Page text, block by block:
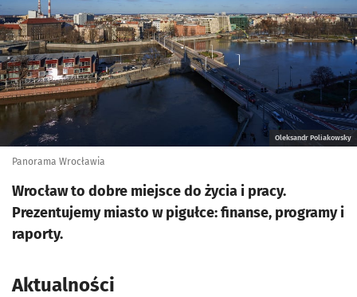
Oleksandr Poliakowsky
Panorama Wrocławia
Wrocław to dobre miejsce do życia i pracy.
Prezentujemy miasto w pigułce: finanse, programy i
raporty.
Aktualności